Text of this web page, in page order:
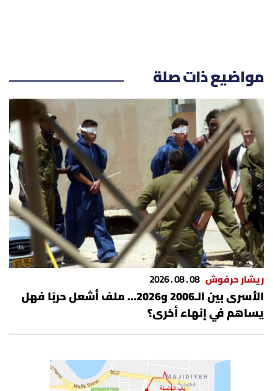
الرياضة
منوّعات
حظّك اليوم
للتاريخ
فيديو
من نحن
للتواصل معنا
شروط الاستخدام
Digital solutions by
مواضيع ذات صلة
ريشار حرفوش 08 . 08 . 2026
الأسرى بين الـ2006 و2026… ملف أشعل حربًا فهل
يساهم في إنهاء أخرى؟